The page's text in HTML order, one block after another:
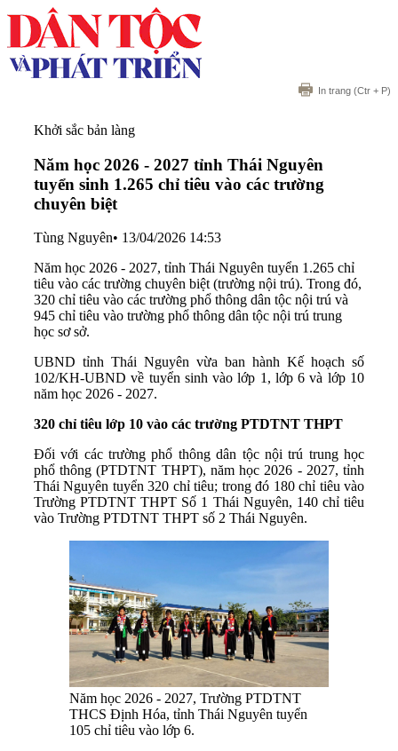
In trang (Ctr + P)
Khởi sắc bản làng
Năm học 2026 - 2027 tỉnh Thái Nguyên
tuyển sinh 1.265 chỉ tiêu vào các trường
chuyên biệt
Tùng Nguyên• 13/04/2026 14:53
Năm học 2026 - 2027, tỉnh Thái Nguyên tuyển 1.265 chỉ
tiêu vào các trường chuyên biệt (trường nội trú). Trong đó,
320 chỉ tiêu vào các trường phổ thông dân tộc nội trú và
945 chỉ tiêu vào trường phổ thông dân tộc nội trú trung
học sơ sở.
UBND tỉnh Thái Nguyên vừa ban hành Kế hoạch số
102/KH-UBND về tuyển sinh vào lớp 1, lớp 6 và lớp 10
năm học 2026 - 2027.
320 chỉ tiêu lớp 10 vào các trường PTDTNT THPT
Đối với các trường phổ thông dân tộc nội trú trung học
phổ thông (PTDTNT THPT), năm học 2026 - 2027, tỉnh
Thái Nguyên tuyển 320 chỉ tiêu; trong đó 180 chỉ tiêu vào
Trường PTDTNT THPT Số 1 Thái Nguyên, 140 chỉ tiêu
vào Trường PTDTNT THPT số 2 Thái Nguyên.
Năm học 2026 - 2027, Trường PTDTNT
THCS Định Hóa, tỉnh Thái Nguyên tuyển
105 chỉ tiêu vào lớp 6.